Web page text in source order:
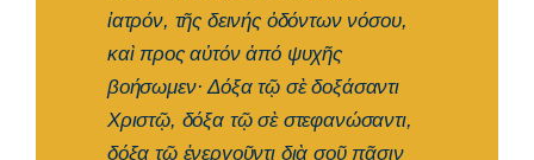
ἰατρόν, τῆς δεινής ὀδόντων νόσου,
καὶ προς αὐτόν ἀπό ψυχῆς
βοήσωμεν· Δόξα τῷ σὲ δοξάσαντι
Χριστῷ, δόξα τῷ σὲ στεφανώσαντι,
δόξα τῷ ἐνεργοῦντι διὰ σοῦ πᾶσιν